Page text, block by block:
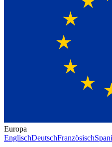
Europa
EnglischDeutschFranzösisch